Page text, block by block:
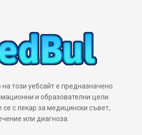
този уебсайт е предназначено
и образователни цели.
се с лекар за медицински съвет,
или диагноза.